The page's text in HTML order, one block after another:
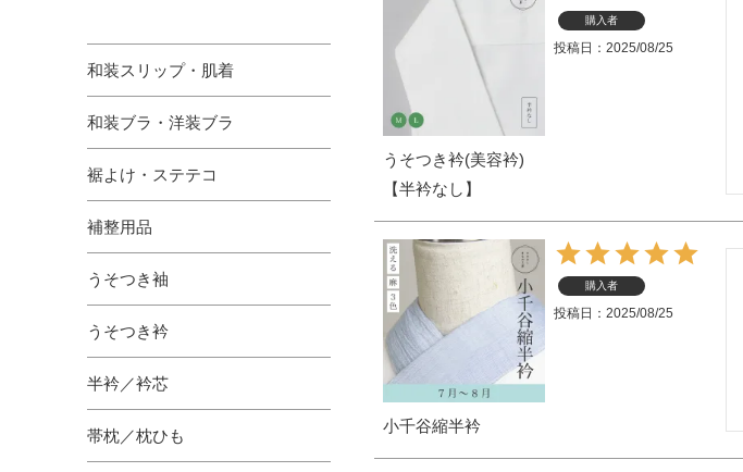
和装スリップ・肌着
和装ブラ・洋装ブラ
裾よけ・ステテコ
補整用品
うそつき袖
うそつき衿
半衿／衿芯
帯枕／枕ひも
うそつき衿(美容衿)
【半衿なし】
購入者
投稿日 2025/08/25
小千谷縮半衿
購入者
投稿日 2025/08/25